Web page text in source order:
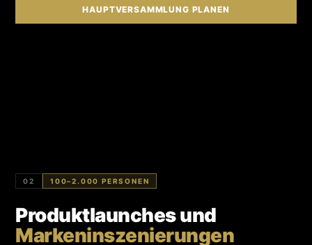
HAUPTVERSAMMLUNG PLANEN
02 100–2.000 PERSONEN
Produktlaunches und
Markeninszenierungen